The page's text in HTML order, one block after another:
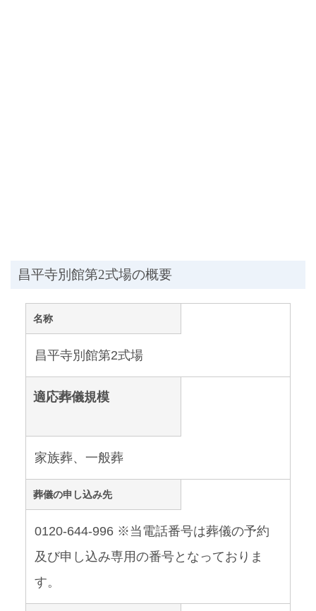
昌平寺別館第2式場の概要
名称
昌平寺別館第2式場
適応葬儀規模
家族葬、一般葬
葬儀の申し込み先
0120-644-996 ※当電話番号は葬儀の予約
及び申し込み専用の番号となっておりま
す。